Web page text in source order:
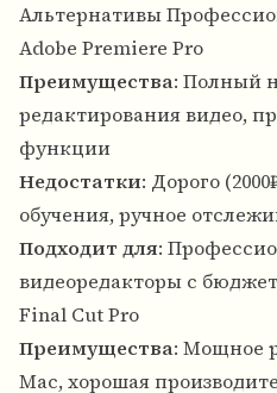
Альтернативы
Adobe Premiere Pro
Преимущества: Полный
редактирования видео,
функции
Недостатки: Дорого
обучения, ручное
Подходит для:
видеоредакторы с
Final Cut Pro
Преимущества: Мощное
Mac, хорошая